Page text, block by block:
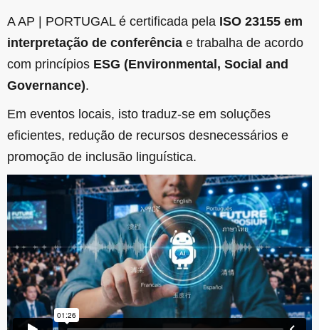
A AP | PORTUGAL é certificada pela ISO 23155 em
interpretação de conferência e trabalha de acordo
com princípios ESG (Environmental, Social and
Governance).
Em eventos locais, isto traduz-se em soluções
eficientes, redução de recursos desnecessários e
promoção de inclusão linguística.